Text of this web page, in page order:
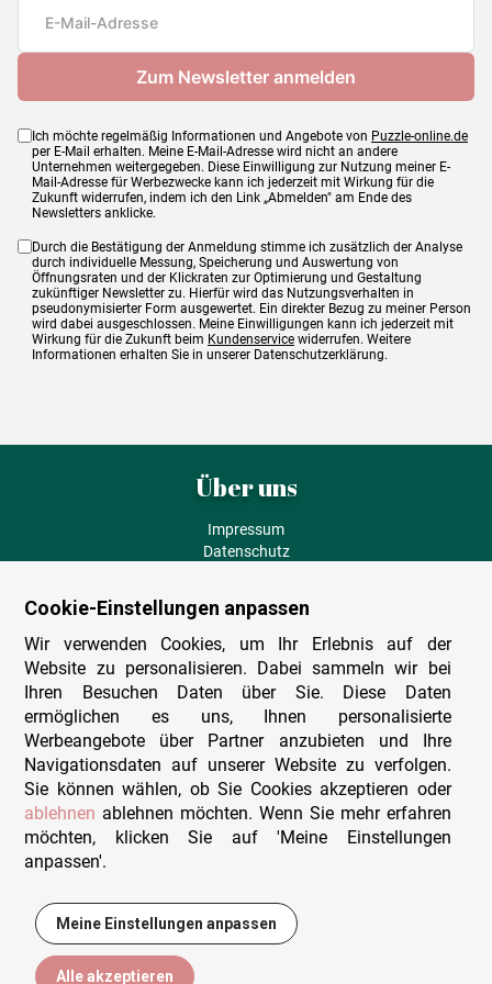
14,95 €
Ich möchte regelmäßig Informationen und Angebote von Puzzle-online.de
per E-Mail erhalten. Meine E-Mail-Adresse wird nicht an andere
Unternehmen weitergegeben. Diese Einwilligung zur Nutzung meiner E-
Mail-Adresse für Werbezwecke kann ich jederzeit mit Wirkung für die
Zukunft widerrufen, indem ich den Link „Abmelden" am Ende des
Newsletters anklicke.
Durch die Bestätigung der Anmeldung stimme ich zusätzlich der Analyse
durch individuelle Messung, Speicherung und Auswertung von
Öffnungsraten und der Klickraten zur Optimierung und Gestaltung
zukünftiger Newsletter zu. Hierfür wird das Nutzungsverhalten in
pseudonymisierter Form ausgewertet. Ein direkter Bezug zu meiner Person
wird dabei ausgeschlossen. Meine Einwilligungen kann ich jederzeit mit
Wirkung für die Zukunft beim Kundenservice widerrufen. Weitere
Informationen erhalten Sie in unserer Datenschutzerklärung.
Über uns
Impressum
Datenschutz
Versand und Lieferung
Zahlungsarten
Herstellungsland
Widerruf
Sitemap
Beratung & Support
Wir sind persönlich erreichbar
+49 (0)341 4912 210
Kontakt-Formular
Cookie-Einstellungen anpassen
Wir verwenden Cookies, um Ihr Erlebnis auf der
Website zu personalisieren. Dabei sammeln wir bei
Ihren Besuchen Daten über Sie. Diese Daten
ermöglichen es uns, Ihnen personalisierte
Werbeangebote über Partner anzubieten und Ihre
Navigationsdaten auf unserer Website zu verfolgen.
Sie können wählen, ob Sie Cookies akzeptieren oder
ablehnen ablehnen möchten. Wenn Sie mehr erfahren
möchten, klicken Sie auf 'Meine Einstellungen
anpassen'.
Meine Einstellungen anpassen
Alle akzeptieren